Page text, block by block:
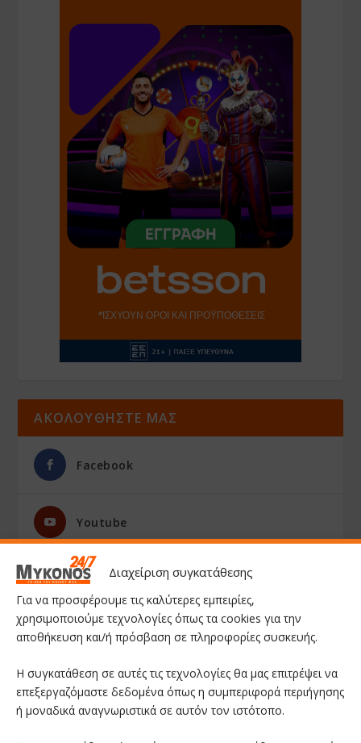
Διαχείριση συγκατάθεσης
Για να προσφέρουμε τις καλύτερες εμπειρίες,
χρησιμοποιούμε τεχνολογίες όπως τα cookies για την
αποθήκευση και/ή πρόσβαση σε πληροφορίες συσκευής.
Η συγκατάθεση σε αυτές τις τεχνολογίες θα μας επιτρέψει να
επεξεργαζόμαστε δεδομένα όπως η συμπεριφορά περιήγησης
ή μοναδικά αναγνωριστικά σε αυτόν τον ιστότοπο.
ΑΚΟΛΟΥΘΗΣΤΕ ΜΑΣ
Facebook
Youtube
Instagram